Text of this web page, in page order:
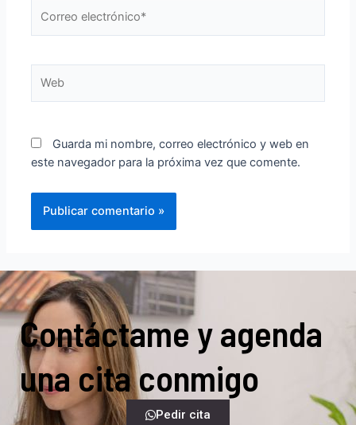
Guarda mi nombre, correo electrónico y web en
este navegador para la próxima vez que comente.
Contáctame y agenda
una cita conmigo
Pedir cita